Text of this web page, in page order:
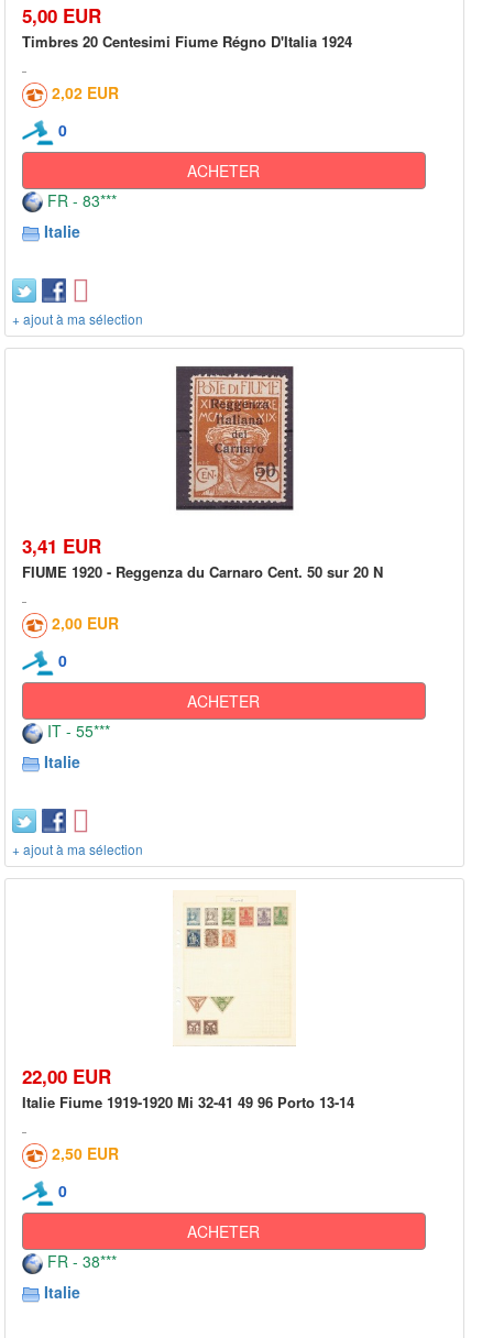
5,00 EUR
Timbres 20 Centesimi Fiume Régno D'Italia 1924
2,02 EUR
0
ACHETER
FR - 83***
Italie
+ ajout à ma sélection
3,41 EUR
FIUME 1920 - Reggenza du Carnaro Cent. 50 sur 20 N
2,00 EUR
0
ACHETER
IT - 55***
Italie
+ ajout à ma sélection
22,00 EUR
Italie Fiume 1919-1920 Mi 32-41 49 96 Porto 13-14
2,50 EUR
0
ACHETER
FR - 38***
Italie